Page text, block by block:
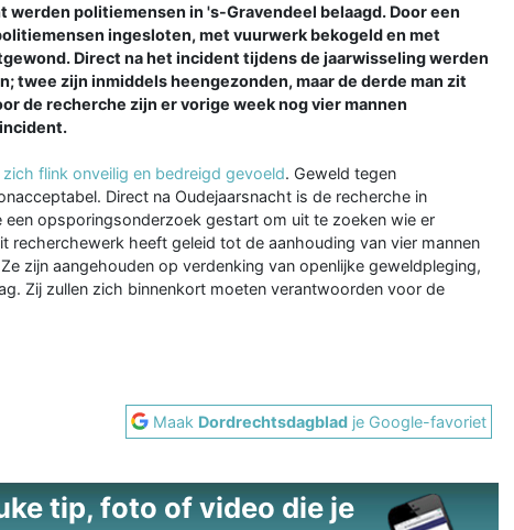
werden politiemensen in 's-Gravendeel belaagd. Door een
ingesloten, met vuurwerk bekogeld en met
Direct na het incident tijdens de jaarwisseling werden
twee zijn inmiddels heengezonden, maar de derde man zit
de recherche zijn er vorige week nog vier mannen
flink onveilig en bedreigd gevoeld. Geweld tegen
Direct na Oudejaarsnacht is de recherche in
opsporingsonderzoek gestart om uit te zoeken wie er
recherchewerk heeft geleid tot de aanhouding van vier mannen
zijn aangehouden op verdenking van openlijke geweldpleging,
Zij zullen zich binnenkort moeten verantwoorden voor de
Maak Dordrechtsdagblad je Google-favoriet
tip, foto of video die je